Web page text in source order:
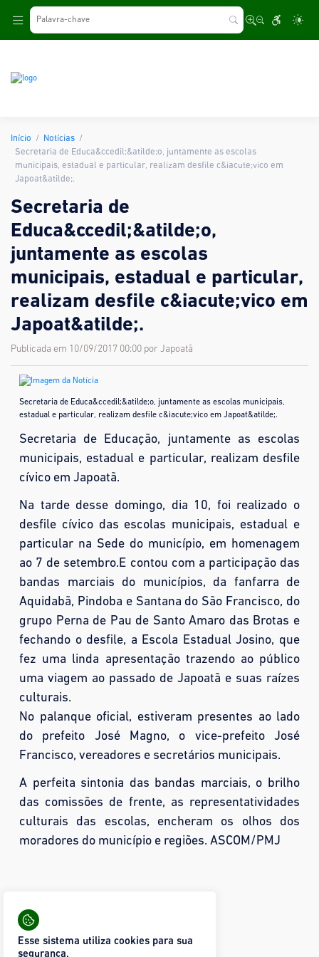
Início
Notícias
Secretaria de Educa&ccedil;&atilde;o, juntamente as escolas
municipais, estadual e particular, realizam desfile c&iacute;vico em
Japoat&atilde;.
Secretaria de
Educa&ccedil;&atilde;o,
juntamente as escolas
municipais, estadual e particular,
realizam desfile c&iacute;vico em
Japoat&atilde;.
Publicada em 10/09/2017 00:00 por Japoatã
Secretaria de Educa&ccedil;&atilde;o, juntamente as escolas municipais,
estadual e particular, realizam desfile c&iacute;vico em Japoat&atilde;.
Secretaria de Educação, juntamente as escolas
municipais, estadual e particular, realizam desfile
cívico em Japoatã.
Na tarde desse domingo, dia 10, foi realizado o
desfile cívico das escolas municipais, estadual e
particular na Sede do município, em homenagem
ao 7 de setembro.E contou com a participação das
bandas marciais do municípios, da fanfarra de
Aquidabã, Pindoba e Santana do São Francisco, do
grupo Perna de Pau de Santo Amaro das Brotas e
fechando o desfile, a Escola Estadual Josino, que
fez uma linda apresentação trazendo ao público
uma viagem ao passado de Japoatã e suas raízes
culturais.
No palanque oficial, estiveram presentes ao lado
do prefeito José Magno, o vice-prefeito José
Francisco, vereadores e secretários municipais.
A perfeita sintonia das bandas marciais, o brilho
das comissões de frente, as representatividades
culturais das escolas, encheram os olhos dos
moradores do município e regiões. ASCOM/PMJ
28 visualizações
Mais fotos
Esse sistema utiliza cookies para sua
segurança.